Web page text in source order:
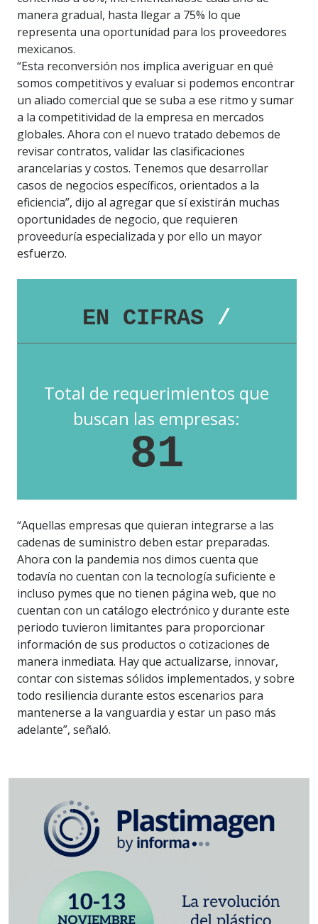
manera gradual, hasta llegar a 75% lo que
representa una oportunidad para los proveedores
mexicanos.
“Esta reconversión nos implica averiguar en qué
somos competitivos y evaluar si podemos encontrar
un aliado comercial que se suba a ese ritmo y sumar
a la competitividad de la empresa en mercados
globales. Ahora con el nuevo tratado debemos de
revisar contratos, validar las clasificaciones
arancelarias y costos. Tenemos que desarrollar
casos de negocios específicos, orientados a la
eficiencia”, dijo al agregar que sí existirán muchas
oportunidades de negocio, que requieren
proveeduría especializada y por ello un mayor
esfuerzo.
EN CIFRAS /
Total de requerimientos que
buscan las empresas:
81
“Aquellas empresas que quieran integrarse a las
cadenas de suministro deben estar preparadas.
Ahora con la pandemia nos dimos cuenta que
todavía no cuentan con la tecnología suficiente e
incluso pymes que no tienen página web, que no
cuentan con un catálogo electrónico y durante este
periodo tuvieron limitantes para proporcionar
información de sus productos o cotizaciones de
manera inmediata. Hay que actualizarse, innovar,
contar con sistemas sólidos implementados, y sobre
todo resiliencia durante estos escenarios para
mantenerse a la vanguardia y estar un paso más
adelante”, señaló.